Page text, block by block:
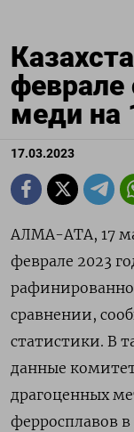
феврале
меди на
17.03.2023
АЛМА-АТА, 17
феврале 2023
сравнении,
статистики. В
данные
драгоценных
ферросплавов